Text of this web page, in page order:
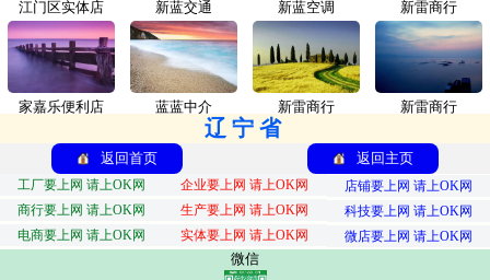
江门区实体店 新蓝交通
家嘉乐便利店 蓝蓝中介
新蓝空调 新雷商行
新雷商行 新雷商行
辽宁省
返回首页 返回主页
工厂要上网 请上OK网 企业要上网 请上OK网
店铺要上网 请上OK网
商行要上网 请上OK网
生产要上网 请上OK网
科技要上网 请上OK网
电商要上网 请上OK网
实体要上网 请上OK网 微店要上网 请上OK网
微信